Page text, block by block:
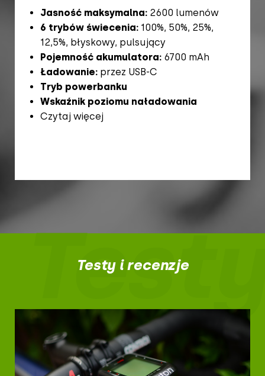
Jasność maksymalna:2600 lumenów
6 trybów świecenia: 100%, 50%, 25%,
12,5%, błyskowy, pulsujący
Pojemność akumulatora:6700 mAh
Ładowanie:przez USB-C
Tryb powerbanku
Wskaźnik poziomu naładowania
Czytaj więcej
Testy
Testy i recenzje